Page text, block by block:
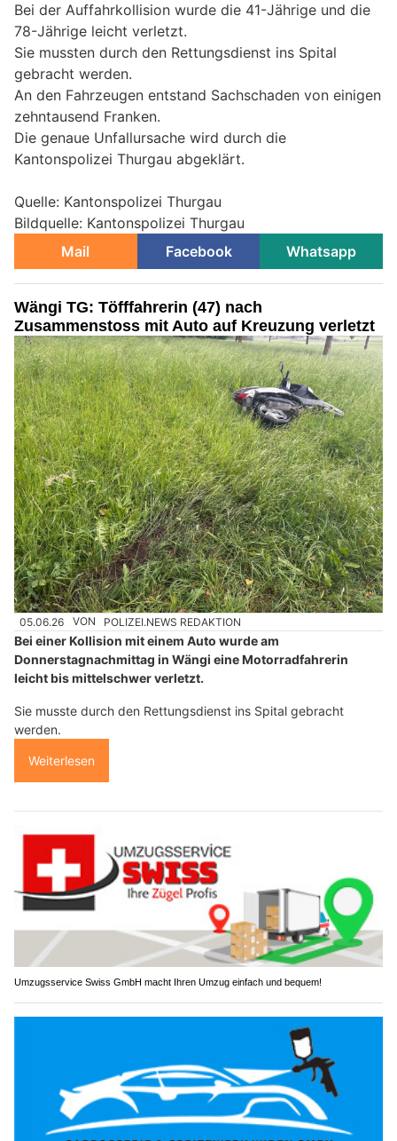
Bei der Auffahrkollision wurde die 41-Jährige und die
78-Jährige leicht verletzt.
Sie mussten durch den Rettungsdienst ins Spital
gebracht werden.
An den Fahrzeugen entstand Sachschaden von einigen
zehntausend Franken.
Die genaue Unfallursache wird durch die
Kantonspolizei Thurgau abgeklärt.
Quelle: Kantonspolizei Thurgau
Bildquelle: Kantonspolizei Thurgau
Mail
Facebook Whatsapp
Wängi TG: Töfffahrerin (47) nach
Zusammenstoss mit Auto auf Kreuzung verletzt
05.06.26 VON POLIZEI.NEWS REDAKTION
Bei einer Kollision mit einem Auto wurde am
Donnerstagnachmittag in Wängi eine Motorradfahrerin
leicht bis mittelschwer verletzt.
Sie musste durch den Rettungsdienst ins Spital gebracht
werden.
Weiterlesen
Umzugsservice Swiss GmbH macht Ihren Umzug einfach und bequem!